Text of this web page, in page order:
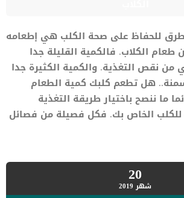
للحفاظ على صحة الكلب هي إطعامه
طعام الكلاب. فالكمية القليلة جدا
من نقص التغذية. والكمية الكثيرة جدا
هل تطعم كلبك كمية الطعام
ما ننصح باختيار طريقة التغذية
للكلب الخاص بك. فكل فصيلة من فصائل
20شهر 2019